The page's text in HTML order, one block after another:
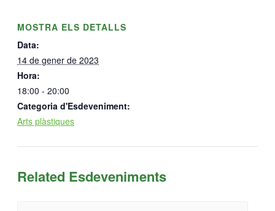
MOSTRA ELS DETALLS
Data:
14 de gener de 2023
Hora:
18:00 - 20:00
Categoria d'Esdeveniment:
Arts plàstiques
Related Esdeveniments